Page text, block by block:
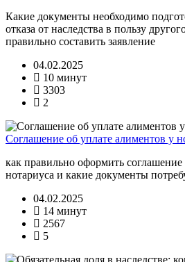
Какие документы необходимо
отказа от наследства в пользу
правильно составить заявление
04.02.2025
10 минут
3303
2
Соглашение об уплате алиментов у
как правильно оформить
нотариуса и какие документы
04.02.2025
14 минут
2567
5